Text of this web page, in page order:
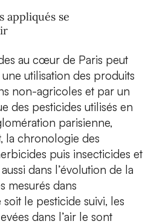
appliqués se
au cœur de Paris peut
utilisation des produits
non-agricoles et par un
des pesticides utilisés en
parisienne,
la chronologie des
puis insecticides et
dans l’évolution de la
mesurés dans
le pesticide suivi, les
dans l’air le sont